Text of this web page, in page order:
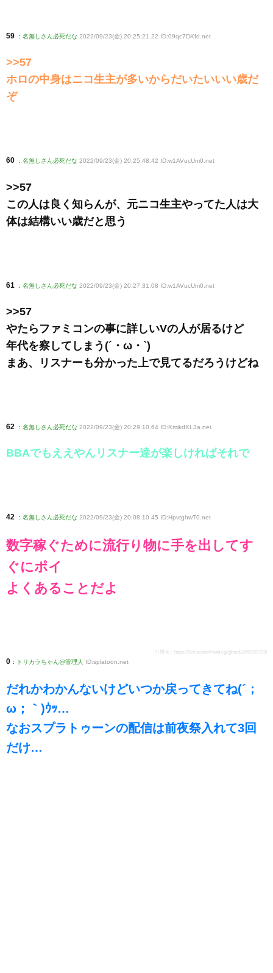
59 : 名無しさん必死だな 2022/09/23(金) 20:25:21.22 ID:09qc7DKfd.net
>>57
ホロの中身はニコ生主が多いからだいたいいい歳だ
ぞ
60 : 名無しさん必死だな 2022/09/23(金) 20:25:48.42 ID:w1AVucUm0.net
>>57
この人は良く知らんが、元ニコ生主やってた人は大
体は結構いい歳だと思う
61 : 名無しさん必死だな 2022/09/23(金) 20:27:31.08 ID:w1AVucUm0 .net
>>57
やたらファミコンの事に詳しいVの人が居るけど
年代を察してしまう(´・ω・`)
まあ、リスナーも分かった上で見てるだろうけどね
62 : 名無しさん必死だな 2022/09/23(金) 20:29:10.64 ID:KmikdXL3a .net
BBAでもええやんリスナー達が楽しければそれで
42 : 名無しさん必死だな 2022/09/23(金) 20:08:10.45 ID:HpvtghwT0 .net
数字稼ぐために流行り物に手を出してす
ぐにポイ
よくあることだよ
引用元： https://2ch.sc/test/read.cgi/ghard/1663929723/
0 : トリカラちゃん@管理人 ID:splatoon.net
だれかわかんないけどいつか戻ってきてね(´；
ω；｀)ｳｯ…
なおスプラトゥーンの配信は前夜祭入れて3回
だけ…